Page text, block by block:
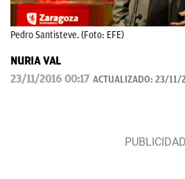
Pedro Santisteve. (Foto: EFE)
NURIA VAL
23/11/2016 00:17 ACTUALIZADO: 23/11/